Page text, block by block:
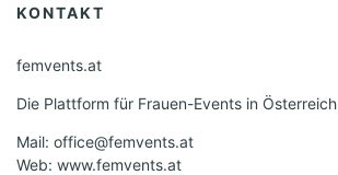
KONTAKT
femvents.at
Die Plattform für Frauen-Events in Österreich
Mail: office@femvents.at
Web: www.femvents.at